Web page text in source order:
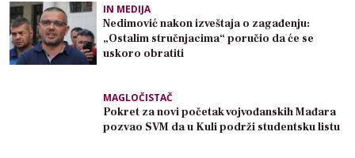
IN MEDIJA
Nedimović nakon izveštaja o zagađenju:
„Ostalim stručnjacima“ poručio da će se
uskoro obratiti
MAGLOČISTAČ
Pokret za novi početak vojvođanskih Mađara
pozvao SVM da u Kuli podrži studentsku listu